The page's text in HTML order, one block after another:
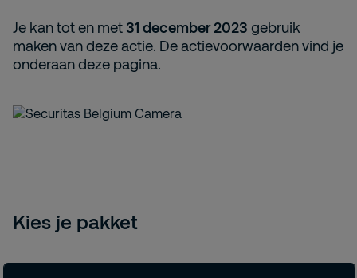
Je kan tot en met31 december 2023 gebruik
maken van deze actie. De actievoorwaarden vind je
onderaan deze pagina.
Kies je pakket